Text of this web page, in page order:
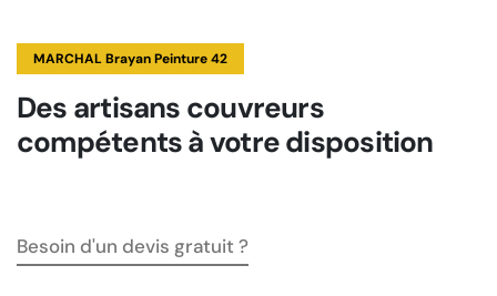
MARCHAL Brayan Peinture 42
Des artisans couvreurs
compétents à votre disposition
Besoin d'un devis gratuit ?